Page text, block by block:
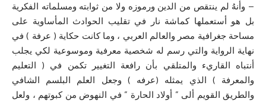
– وأنهُ لم ينتقص من الدين ورموزه ولا من ثوابته ومسلماته الفكرية
بل هو أستعملها كماشة نار في تقليب الحوادث المأساوية على
مساحة جغرافية مصر والعالم العربي ، وما كانت حكاية ( عرفة ) في
نهاية الرواية والتي رسم له شخصية معرفية وموسوعية لكي يجلب
أنتباه القاريء والمتلقي بأن رافعة التغيير تكمن في ( التعليم
والمعرفة ) الذي يمثله (عرفه ) وجعل العلم البلسم الشافي
والطريق القويم ألى ” أولاد الحارة ” في النهوض من كبوتهم ، ولعل